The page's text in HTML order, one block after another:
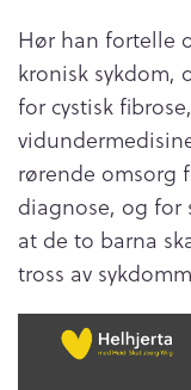
Hør han fortelle
kronisk sykdom,
for cystisk
rørende omsorg
diagnose, og for
at de to barna
tross av